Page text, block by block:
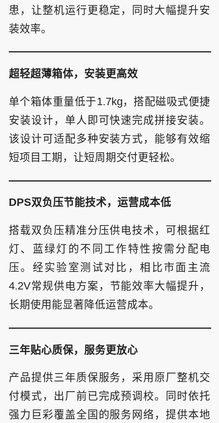
患，让整机运行更稳定，同时大幅提升安
装效率。
超轻超薄箱体，安装更高效
单个箱体重量低于1.7kg，搭配磁吸式便捷
安装设计，单人即可快速完成拼接安装。
该设计可适配多种安装方式，能够有效缩
短项目工期，让短周期交付更轻松。
DPS双负压节能技术，运营成本低
搭载双负压精准分压供电技术，可根据红
灯、蓝绿灯的不同工作特性按需分配电
压。经实验室测试对比，相比市面主流
4.2V常规供电方案，节能效率大幅提升，
长期使用能显著降低运营成本。
三年贴心质保，服务更放心
产品提供三年质保服务，采用原厂整机交
付模式，出厂前已完成预调校。同时依托
强力巨彩覆盖全国的服务网络，提供本地